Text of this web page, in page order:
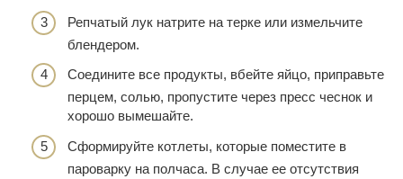
Репчатый лук натрите на терке или измельчите
блендером.
Соедините все продукты, вбейте яйцо, приправьте
перцем, солью, пропустите через пресс чеснок и
хорошо вымешайте.
Сформируйте котлеты, которые поместите в
пароварку на полчаса. В случае ее отсутствия